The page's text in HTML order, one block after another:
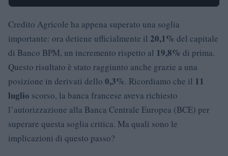
Credito Agricole ha appena superato una soglia
importante: ora detiene ufficialmente il 20,1% del capitale
di Banco BPM, un incremento rispetto al 19,8% di prima.
Questo risultato è stato raggiunto anche grazie a una
posizione in derivati dello 0,3%. Ricordiamo che il 11
luglio scorso, la banca francese aveva richiesto
l’autorizzazione alla Banca Centrale Europea (BCE) per
superare questa soglia critica. Ma quali sono le
implicazioni di questo passo?